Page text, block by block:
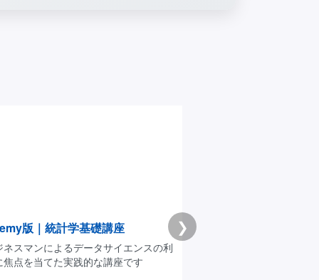
❯
版｜統計学基礎講座
マンによるデータサイエンスの利
を当てた実践的な講座です